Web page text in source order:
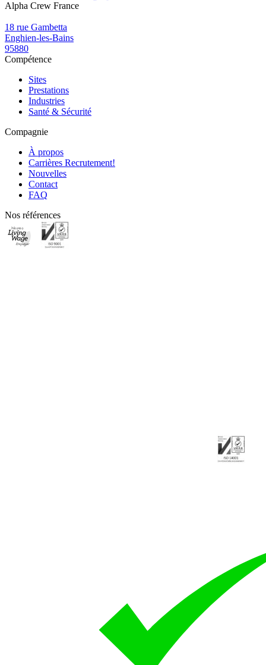
Alpha Crew France
18 rue Gambetta
Enghien-les-Bains
95880
Compétence
Sites
Prestations
Industries
Santé & Sécurité
Compagnie
À propos
Carrières Recrutement!
Nouvelles
Contact
FAQ
Nos références